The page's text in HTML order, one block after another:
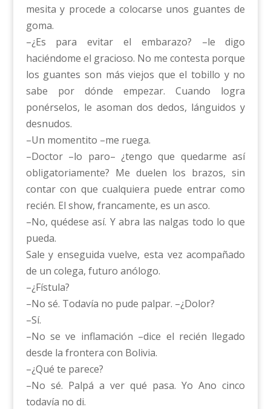
mesita y procede a colocarse unos guantes de
goma.
–¿Es para evitar el embarazo? –le digo
haciéndome el gracioso. No me contesta porque
los guantes son más viejos que el tobillo y no
sabe por dónde empezar. Cuando logra
ponérselos, le asoman dos dedos, lánguidos y
desnudos.
–Un momentito –me ruega.
–Doctor –lo paro– ¿tengo que quedarme así
obligatoriamente? Me duelen los brazos, sin
contar con que cualquiera puede entrar como
recién. El show, francamente, es un asco.
–No, quédese así. Y abra las nalgas todo lo que
pueda.
Sale y enseguida vuelve, esta vez acompañado
de un colega, futuro anólogo.
–¿Fístula?
–No sé. Todavía no pude palpar. –¿Dolor?
–Sí.
–No se ve inflamación –dice el recién llegado
desde la frontera con Bolivia.
–¿Qué te parece?
–No sé. Palpá a ver qué pasa. Yo Ano cinco
todavía no di.